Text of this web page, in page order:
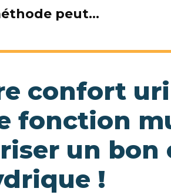
peut...
confort
fonction
un bon
!